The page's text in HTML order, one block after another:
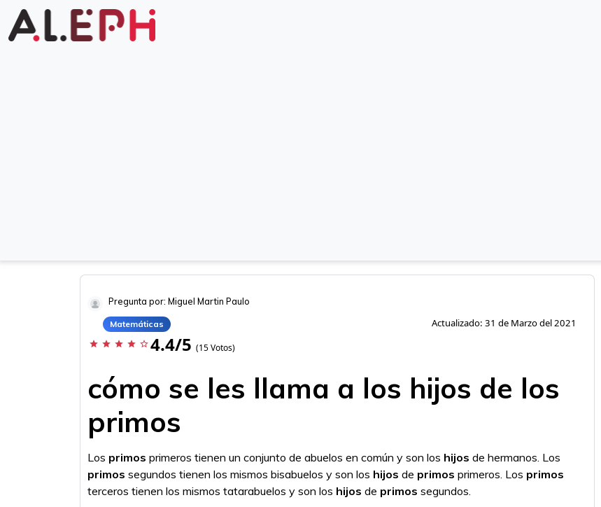
Pregunta por: Miguel Martin Paulo
Matemáticas Actualizado: 31 de Marzo del 2021
star star star star star_border 4.4/5 (15 Votos)
cómo se les llama a los hijos de los
primos
Los primos primeros tienen un conjunto de abuelos en común y son los hijos de hermanos. Los
primos segundos tienen los mismos bisabuelos y son los hijos de primos primeros. Los primos
terceros tienen los mismos tatarabuelos y son los hijos de primos segundos.